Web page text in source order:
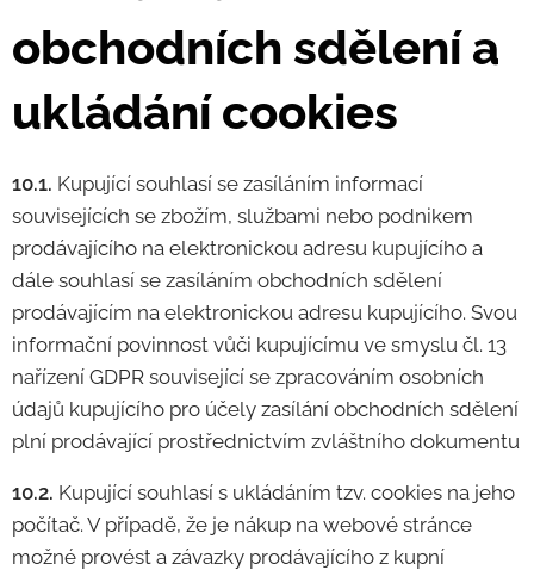
obchodních sdělení a
ukládání cookies
10.1. Kupující souhlasí se zasíláním informací
souvisejících se zbožím, službami nebo podnikem
prodávajícího na elektronickou adresu kupujícího a
dále souhlasí se zasíláním obchodních sdělení
prodávajícím na elektronickou adresu kupujícího. Svou
informační povinnost vůči kupujícímu ve smyslu čl. 13
nařízení GDPR související se zpracováním osobních
údajů kupujícího pro účely zasílání obchodních sdělení
plní prodávající prostřednictvím zvláštního dokumentu
10.2. Kupující souhlasí s ukládáním tzv. cookies na jeho
počítač. V případě, že je nákup na webové stránce
možné provést a závazky prodávajícího z kupní